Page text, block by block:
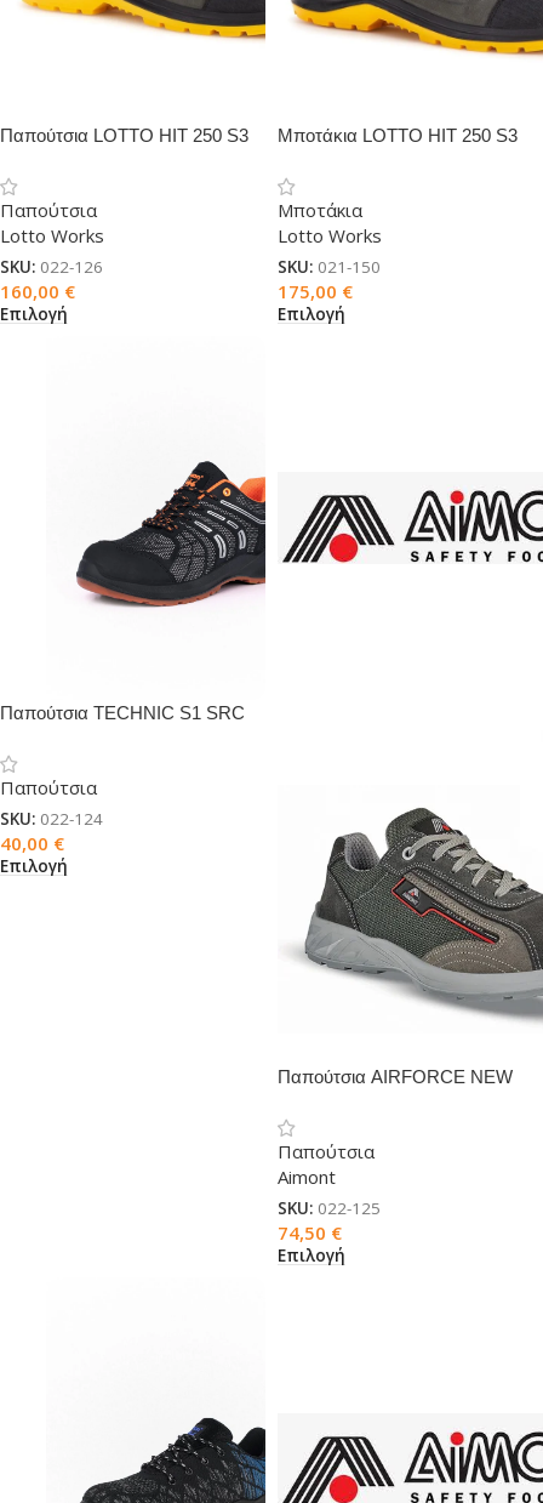
Παπούτσια LOTTO HIT 250 S3
Παπούτσια
Lotto Works
SKU: 022-126
160,00 €
Επιλογή
Μποτάκια LOTTO HIT 250 S3
Μποτάκια
Lotto Works
SKU: 021-150
175,00 €
Επιλογή
Παπούτσια TECHNIC S1 SRC
Παπούτσια
SKU: 022-124
40,00 €
Επιλογή
Παπούτσια AIRFORCE NEW
Παπούτσια
Aimont
SKU: 022-125
74,50 €
Επιλογή